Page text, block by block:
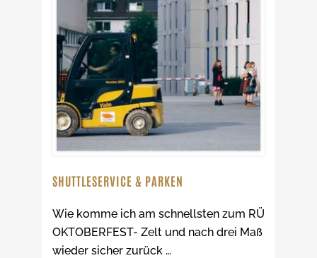
SHUTTLESERVICE & PARKEN
Wie komme ich am schnellsten zum RÜ
OKTOBERFEST- Zelt und nach drei Maß
wieder sicher zurück …